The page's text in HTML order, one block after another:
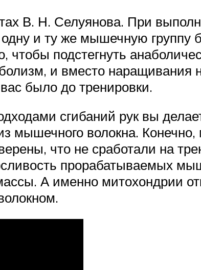
В. Н. Селуянова. При
и ту же мышечную группу
чтобы подстегнуть
и вместо
было до тренировки.
сгибаний рук вы
мышечного волокна.
что не сработали на
прорабатываемых
А именно митохондрии